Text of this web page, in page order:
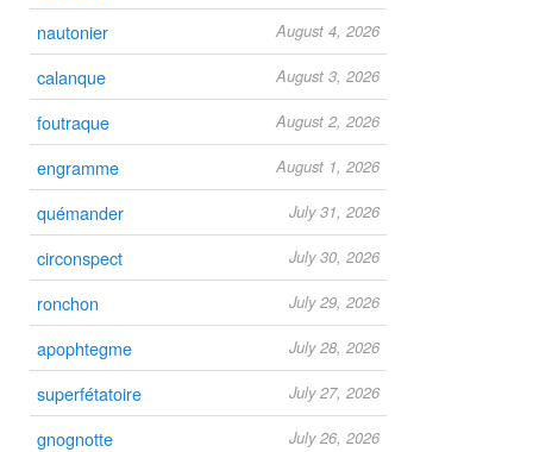
nautonier August 4, 2026
calanque August 3, 2026
foutraque August 2, 2026
engramme August 1, 2026
quémander July 31, 2026
circonspect July 30, 2026
ronchon July 29, 2026
apophtegme July 28, 2026
superfétatoire July 27, 2026
gnognotte July 26, 2026